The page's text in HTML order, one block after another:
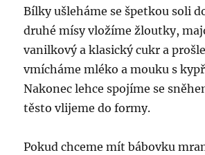
Bílky ušleháme se špetkou soli
druhé mísy vložíme žloutky,
vanilkový a klasický cukr a
vmícháme mléko a mouku s
Nakonec lehce spojíme se
těsto vlijeme do formy.
Pokud chceme mít bábovku